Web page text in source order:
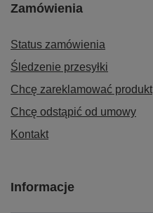
Zamówienia
Status zamówienia
Śledzenie przesyłki
Chcę zareklamować produkt
Chcę odstąpić od umowy
Kontakt
Informacje